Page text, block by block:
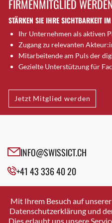
Brugg AG
Brütten
Bubendorf
Bubikon
Buchs (SG)
Bäretswil
Bülach
Cazis
Crissier
Davos Platz
Dierikon
Dietikon
FIRMENMITGLIED
STÄRKEN SIE IHRE SICHTBARKEIT
Ihr Unternehmen als aktiven
Zugang zu relevanten
Mitarbeitende am Puls der
Gezielte Unterstützung für
Jetzt Mitglied werden
INFO@SWISSICT.CH
+41 43 336 40 20
SWISSICT
VULKANSTRASSE 120
8048 ZURICH
Mit Ihrem Besuch auf
Datenschutzerklärung und
Dies erlaubt uns unsere